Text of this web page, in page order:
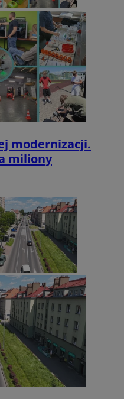
modernizacji.
miliony